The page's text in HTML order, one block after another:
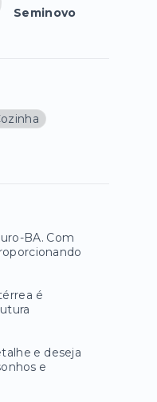
Seminovo
BA. Com
é
e deseja
e